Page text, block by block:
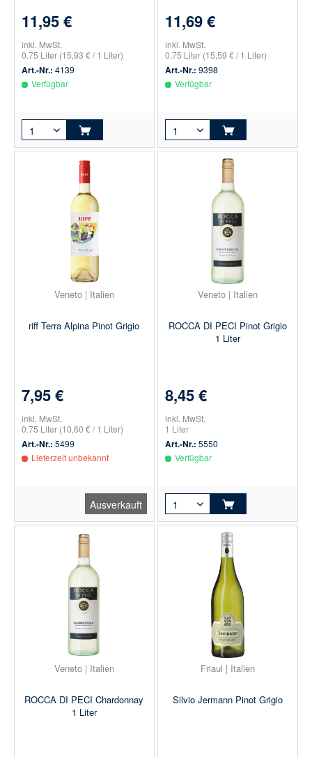
11,95 €
inkl. MwSt.
0.75 Liter (15,93 € / 1 Liter)
Art.-Nr.: 4139
Verfügbar
11,69 €
inkl. MwSt.
0.75 Liter (15,59 € / 1 Liter)
Art.-Nr.: 9398
Verfügbar
Veneto | Italien
riff Terra Alpina Pinot Grigio
7,95 €
inkl. MwSt.
0.75 Liter (10,60 € / 1 Liter)
Art.-Nr.: 5499
Lieferzeit unbekannt
Ausverkauft
Veneto | Italien
ROCCA DI PECI Pinot Grigio
1 Liter
8,45 €
inkl. MwSt.
1 Liter
Art.-Nr.: 5550
Verfügbar
Veneto | Italien
ROCCA DI PECI Chardonnay
1 Liter
Friaul | Italien
Silvio Jermann Pinot Grigio